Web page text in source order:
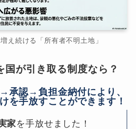
え続ける「所有者不明土地」
国が引き取る制度なら？
承認→負担金納付により、
を手放すことができます！
家を手放せました！